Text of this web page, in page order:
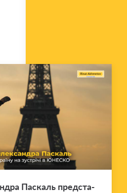
Па­скаль пред­ста­